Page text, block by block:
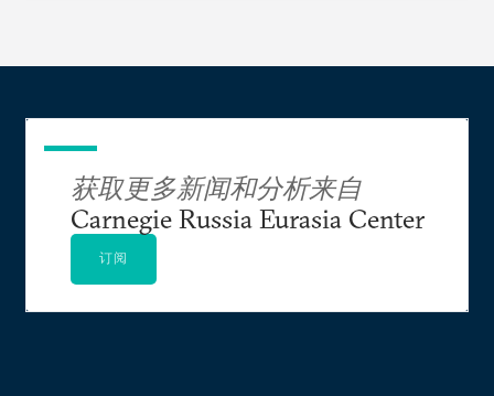
获取更多新闻和分析来自
Carnegie Russia Eurasia Center
订阅